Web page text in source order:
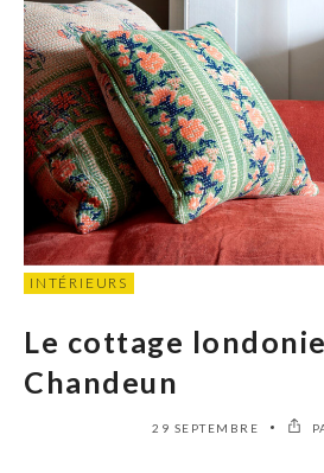
INTÉRIEURS
Le cottage
Chandeun
29 SEPTEMBRE